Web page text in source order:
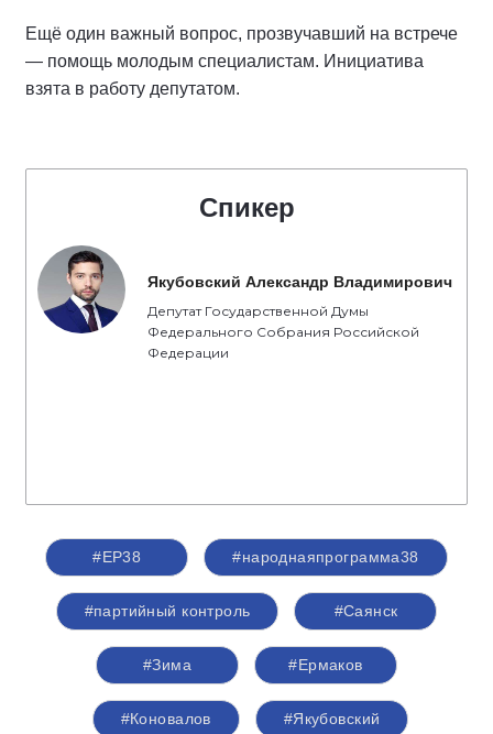
Ещё один важный вопрос, прозвучавший на встрече
— помощь молодым специалистам. Инициатива
взята в работу депутатом.
Спикер
Якубовский Александр Владимирович
Депутат Государственной Думы
Федерального Собрания Российской
Федерации
#ЕР38 #народнаяпрограмма38
#партийный контроль #Саянск
#Зима #Ермаков
#Коновалов #Якубовский